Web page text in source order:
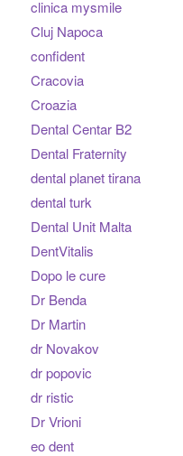
clinica mysmile
Cluj Napoca
confident
Cracovia
Croazia
Dental Centar B2
Dental Fraternity
dental planet tirana
dental turk
Dental Unit Malta
DentVitalis
Dopo le cure
Dr Benda
Dr Martin
dr Novakov
dr popovic
dr ristic
Dr Vrioni
eo dent